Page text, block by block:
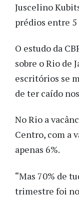
Juscelino
prédios entre
O estudo da
sobre o Rio de
escritórios se
de ter caído
No Rio a
Centro, com a
apenas 6%.
“Mas 70% de
trimestre foi no